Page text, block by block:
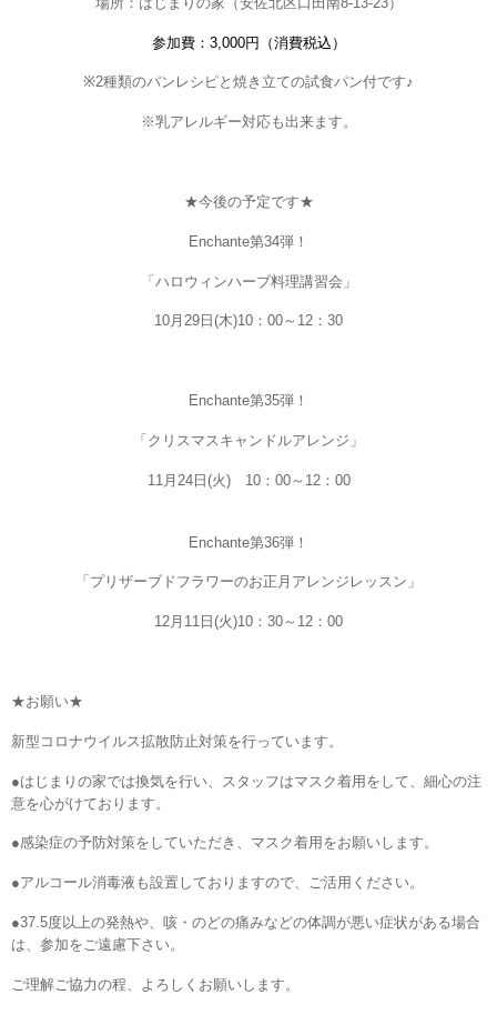
参加費： 3,000円（消費税込）
※2種類のパンレシピと焼き立ての試食パン付です♪
※乳アレルギー対応も出来ます。
★今後の予定です★
Enchante第34弾！
「ハロウィンハーブ料理講習会」
10月 29 日 (木)10 ： 00 ～ 12 ： 30
Enchante第35弾！
「クリスマスキャンドルアレンジ」
11 月 24日(火) 10： 00～ 12： 00
Enchante第36弾！
「プリザーブドフラワーのお正月アレンジレッスン」
12月 11 日 (火)10 ： 30 ～ 12 ： 00
★お願い★
新型コロナウイルス拡散防止対策を行っています。
●はじまりの家では換気を行い、スタッフはマスク着用をして、細心の注
意を心がけております。
●感染症の予防対策をしていただき、マスク着用をお願いします。
●アルコール消毒液も設置しておりますので、ご活用ください。
●37.5度以上の発熱や、咳・のどの痛みなどの体調が悪い症状がある場合
は、参加をご遠慮下さい。
ご理解ご協力の程、よろしくお願いします。